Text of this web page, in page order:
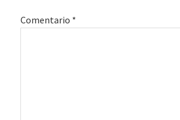
Comentario *